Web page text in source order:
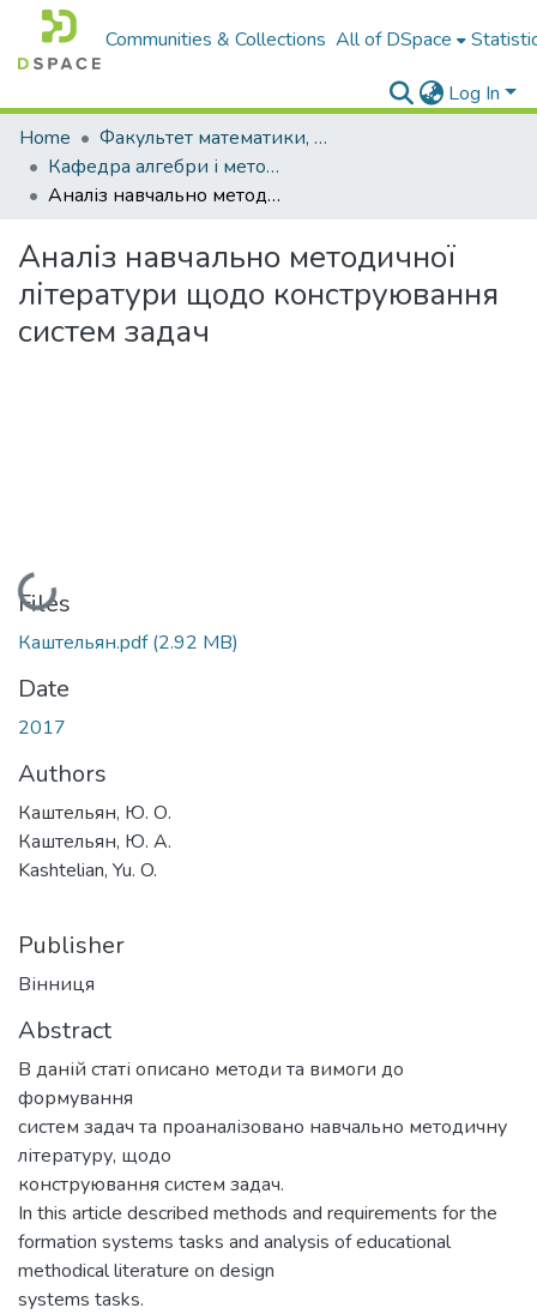
Communities & Collections All of DSpace
Log In
Home
Факультет математики, фізики і комп'ютерних наук
Кафедра алгебри і методики навчання математики
Аналіз навчально методичної літератури щодо конструювання систем задач
Аналіз навчально методичної
літератури щодо конструювання
систем задач
Loading...
Files
Каштельян.pdf(2.92 MB)
Date
2017
Authors
Каштельян, Ю. О.
Каштельян, Ю. А.
Kashtelian, Yu. O.
Publisher
Вінниця
Abstract
В даній статі описано методи та вимоги до
формування
систем задач та проаналізовано навчально методичну
літературу, щодо
конструювання систем задач.
In this article described methods and requirements for the
formation systems tasks and analysis of educational
methodical literature on design
systems tasks.